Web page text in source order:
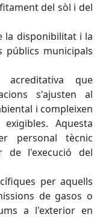
del sòl i del
la disponibilitat i la
públics municipals
acreditativa que
s'ajusten al
i compleixen
Aquesta
personal tècnic
de l'execució del
per aquells
de gasos o
a l'exterior en